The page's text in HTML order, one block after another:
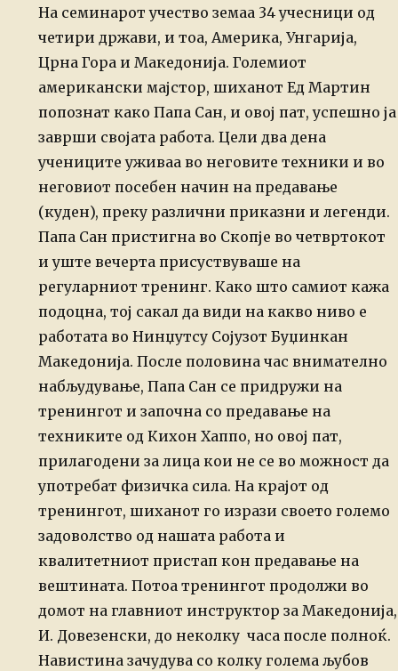
На семинарот учество земаа 34 учесници од
четири држави, и тоа, Америка, Унгарија,
Црна Гора и Македонија. Големиот
американски мајстор, шиханот Ед Мартин
попознат како Папа Сан, и овој пат, успешно ја
заврши својата работа. Цели два дена
учениците уживаа во неговите техники и во
неговиот посебен начин на предавање
(куден), преку различни приказни и легенди.
Папа Сан пристигна во Скопје во четвртокот
и уште вечерта присуствуваше на
регуларниот тренинг. Како што самиот кажа
подоцна, тој сакал да види на какво ниво е
работата во Нинџутсу Сојузот Буџинкан
Македонија. После половина час внимателно
набљудување, Папа Сан се придружи на
тренингот и започна со предавање на
техниките од Кихон Хаппо, но овој пат,
прилагодени за лица кои не се во можност да
употребат физичка сила. На крајот од
тренингот, шиханот го изрази своето големо
задоволство однашата работа и
квалитетниот пристап кон предавање на
вештината. Потоа тренингот продолжи во
домот на главниот инструктор за Македонија,
И. Довезенски, до неколку часа после полноќ.
Навистина зачудува со колку голема љубов